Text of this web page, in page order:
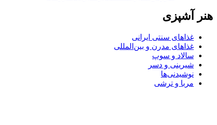
هنر آشپزی
غذاهای سنتی ایرانی
غذاهای مدرن و بین‌المللی
سالاد و سوپ
شیرینی و دسر
نوشیدنی‌ها
مربا و ترشی